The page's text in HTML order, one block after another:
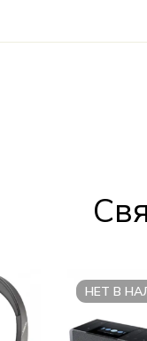
НЕТ В